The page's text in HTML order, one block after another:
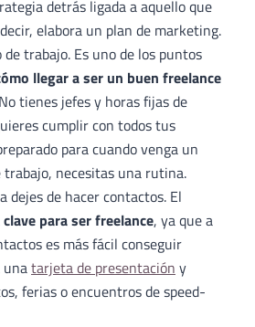
detrás ligada a aquello que
elabora un plan de marketing.
trabajo. Es uno de los puntos
llegar a ser un buen freelance
tienes jefes y horas fijas de
cumplir con todos tus
para cuando venga un
necesitas una rutina.
dejes de hacer contactos. El
clave para ser freelance, ya que a
es más fácil conseguir
unatarjeta de presentación y
ferias o encuentros de speed-